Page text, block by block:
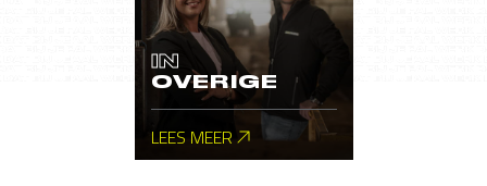
IN
OVERIGE
LEES MEER